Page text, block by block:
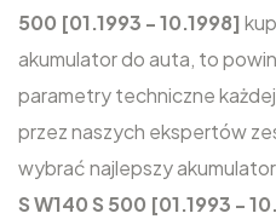
500 [01.1993 - 10.1998]
akumulator do auta, to
parametry techniczne
przez naszych ekspertów
wybrać najlepszy
S W140 S 500 [01.1993 -